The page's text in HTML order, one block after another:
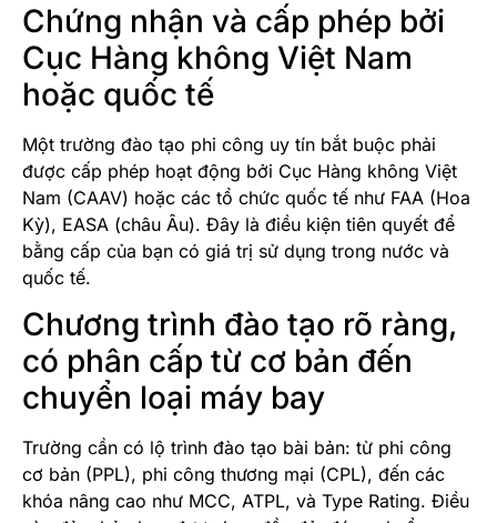
Chứng nhận và cấp phép bởi
Cục Hàng không Việt Nam
hoặc quốc tế
Một trường đào tạo phi công uy tín bắt buộc phải
được cấp phép hoạt động bởi Cục Hàng không Việt
Nam (CAAV) hoặc các tổ chức quốc tế như FAA (Hoa
Kỳ), EASA (châu Âu). Đây là điều kiện tiên quyết để
bằng cấp của bạn có giá trị sử dụng trong nước và
quốc tế.
Chương trình đào tạo rõ ràng,
có phân cấp từ cơ bản đến
chuyển loại máy bay
Trường cần có lộ trình đào tạo bài bản: từ phi công
cơ bản (PPL), phi công thương mại (CPL), đến các
khóa nâng cao như MCC, ATPL, và Type Rating. Điều